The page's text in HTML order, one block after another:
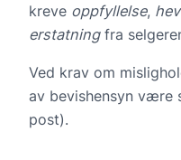
kreve oppfyllelse,
erstatning fra
Ved krav om
av bevishensyn være
post).